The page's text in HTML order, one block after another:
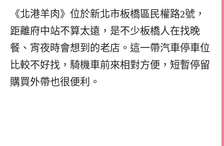
《北港羊肉》位於新北市板橋區民權路2號，
距離府中站不算太遠，是不少板橋人在找晚
餐、宵夜時會想到的老店。這一帶汽車停車位
比較不好找，騎機車前來相對方便，短暫停留
購買外帶也很便利。